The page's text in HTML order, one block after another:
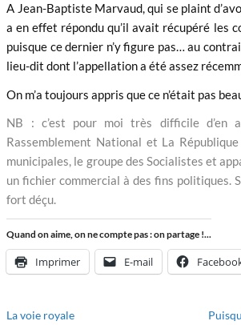
A Jean-Baptiste Marvaud, qui se plaint
a en effet répondu qu’il avait récupéré les
puisque ce dernier n’y figure pas… au
lieu-dit dont l’appellation a été assez
On m’a toujours appris que ce n’était pas
NB : c’est pour moi très difficile d’en
Rassemblement National et La
municipales, le groupe des Socialistes et
un fichier commercial à des fins politiques.
fort déçu.
Quand on aime, on ne compte pas : on partage !...
Imprimer E-mail
La voie royale